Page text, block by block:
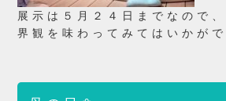
展示は５月２４日までなので
界観を味わってみてはいかが